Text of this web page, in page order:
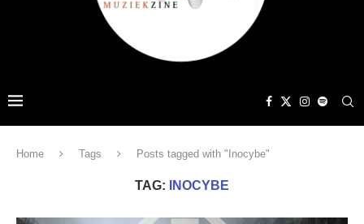
Home Tags Posts tagged with "Inocybe"
TAG: INOCYBE